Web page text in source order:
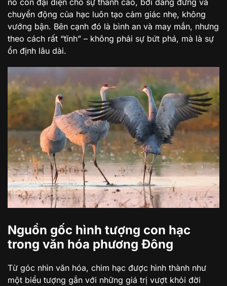
nó còn đại diện cho sự thanh cao, bởi dáng đứng và
chuyển động của hạc luôn tạo cảm giác nhẹ, không
vướng bận. Bên cạnh đó là bình an và may mắn, nhưng
theo cách rất “tĩnh” – không phải sự bứt phá, mà là sự
ổn định lâu dài.
Nguồn gốc hình tượng con hạc
trong văn hóa phương Đông
Từ góc nhìn văn hóa, chim hạc được hình thành như
một biểu tượng gắn với những giá trị vượt khỏi đời